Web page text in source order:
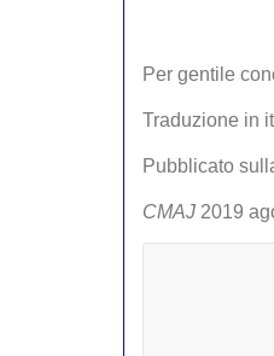
Per gentile
Traduzione in
Pubblicato
CMAJ 2019